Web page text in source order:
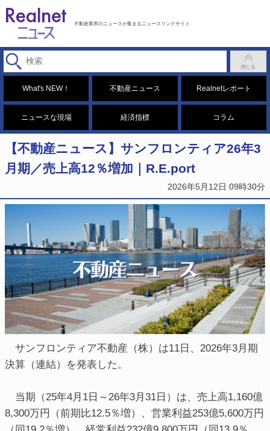
不動産業界のニュースが集まるニュースリンクサイト
What's NEW！ 不動産ニュース Realnetレポート
ニュースな現場 経済指標 コラム
【不動産ニュース】サンフロンティア26年3
月期／売上高12％増加｜R.E.port
2026年5月12日 09時30分
サンフロンティア不動産（株）は11日、2026年3月期
決算（連結）を発表した。
当期（25年4月1日～26年3月31日）は、売上高1,160億
8,300万円（前期比12.5％増）、営業利益253億5,600万円